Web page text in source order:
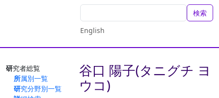
検索
English
研究者総覧
所属別一覧
研究分野別一覧
谷口 陽子(タニグチ ヨ
ウコ)